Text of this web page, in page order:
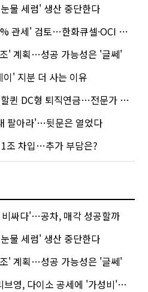
물 세럼' 생산 중단한다
' 검토…한화큐셀·OCI 영향은?
' 계획…성공 가능성은 '글쎄'
' 지분 더 사는 이유
DC형 퇴직연금…전문가 조언은
팔아라'…뒷문은 열었다
조 차입…추가 부담은?
싸다'…공차, 매각 성공할까
물 세럼' 생산 중단한다
' 계획…성공 가능성은 '글쎄'
, 다이소 공세에 '가성비'로 맞불